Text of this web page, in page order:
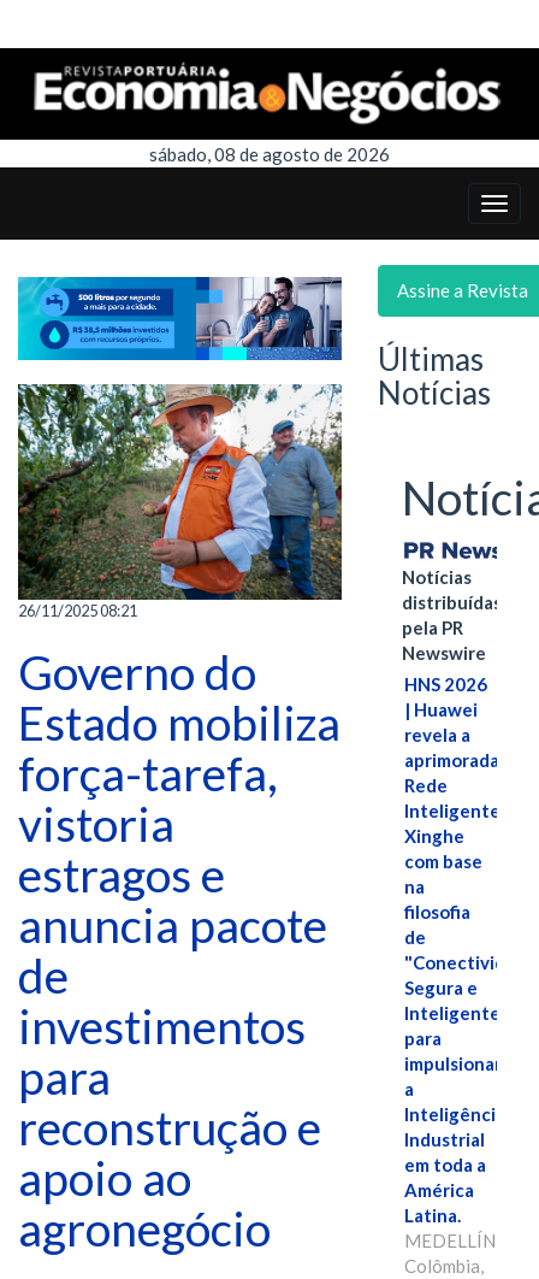
sábado, 08 de agosto de 2026
26/11/2025 08:21
Governo do
Estado mobiliza
força-tarefa,
vistoria
estragos e
anuncia pacote
de
investimentos
para
reconstrução e
apoio ao
agronegócio
Assine a Revista
Últimas
Notícias
Notícias
distribuídas
pela PR
Newswire
HNS 2026
| Huawei
revela a
aprimorada
Rede
Inteligente
Xinghe
com base
na
filosofia
de
"Conectividade
Segura e
Inteligente"
para
impulsionar
a
Inteligência
Industrial
em toda a
América
Latina.
MEDELLÍN,
Colômbia,